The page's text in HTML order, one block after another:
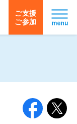
ご支援
ご参加